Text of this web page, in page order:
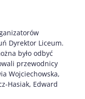
Dyrektor Liceum.
było odbyć
przewodnicy
Wojciechowska,
Hasiak, Edward